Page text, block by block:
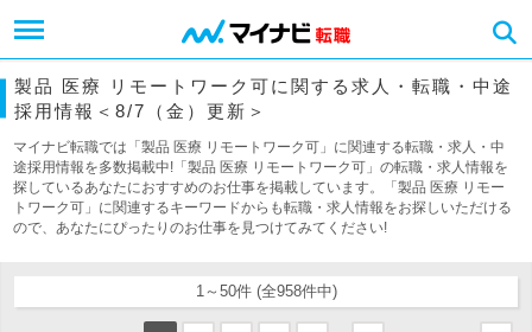
製品 医療 リモートワーク可に関する求人・転職・中途
採用情報＜8/7（金）更新＞
マイナビ転職では「製品 医療 リモートワーク可」に関連する転職・求人・中
途採用情報を多数掲載中!「製品 医療 リモートワーク可」の転職・求人情報を
探しているあなたにおすすめのお仕事を掲載しています。「製品 医療 リモー
トワーク可」に関連するキーワードからも転職・求人情報をお探しいただける
ので、あなたにぴったりのお仕事を見つけてみてください!
1～50件 (全958件中)